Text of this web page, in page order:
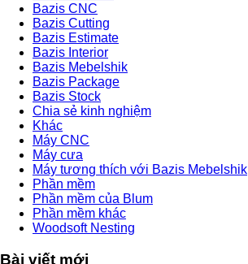
Bazis CNC
Bazis Cutting
Bazis Estimate
Bazis Interior
Bazis Mebelshik
Bazis Package
Bazis Stock
Chia sẻ kinh nghiệm
Khác
Máy CNC
Máy cưa
Máy tương thích với Bazis Mebelshik
Phần mềm
Phần mềm của Blum
Phần mềm khác
Woodsoft Nesting
Bài viết mới